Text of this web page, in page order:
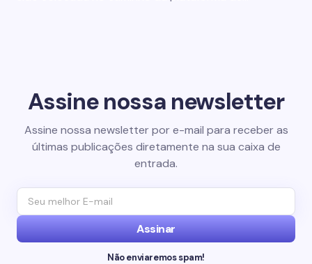
Assine nossa newsletter
Assine nossa newsletter por e-mail para receber as
últimas publicações diretamente na sua caixa de
entrada.
Assinar
Não enviaremos spam!